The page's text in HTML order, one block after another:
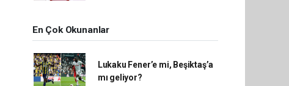
En Çok Okunanlar
Lukaku Fener’e mi, Beşiktaş’a
mı geliyor?